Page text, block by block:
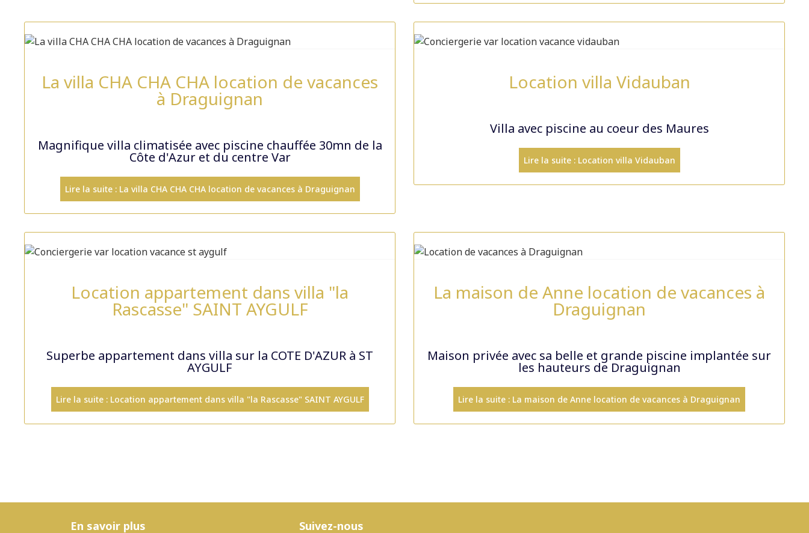
La villa CHA CHA CHA location de vacances
à Draguignan
Magnifique villa climatisée avec piscine chauffée 30mn de la
Côte d'Azur et du centre Var
Lire la suite : La villa CHA CHA CHA location de vacances à Draguignan
Location villa Vidauban
Villa avec piscine au coeur des Maures
Lire la suite : Location villa Vidauban
Location appartement dans villa "la
Rascasse" SAINT AYGULF
Superbe appartement dans villa sur la COTE D'AZUR à ST
AYGULF
Lire la suite : Location appartement dans villa "la Rascasse" SAINT AYGULF
La maison de Anne location de vacances à
Draguignan
Maison privée avec sa belle et grande piscine implantée sur
les hauteurs de Draguignan
Lire la suite : La maison de Anne location de vacances à Draguignan
En savoir plus Suivez-nous